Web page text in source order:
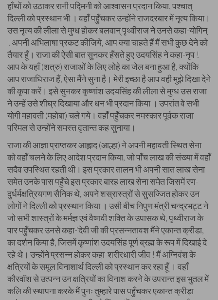
हाँथों को उठाकर रानी पद्मिनी को आश्वासन प्रदान किया, पश्चात्
दिल्ली को प्रस्थान भी । वहाँ पहुँचकर उन्होंने राजदरबार में नृत्य किया।
उस नृत्य की लीला से मुग्ध होकर बलवान् पृथ्वीराज ने उनसे कहा-योगिन्
! अपनी अभिलाषा प्रकट कीजिये, आप क्या चाहते हैं मैं सभी कुछ देने को
तैयार हूँ। राजा की ऐसी बात सुनकर हँसते हुए उदयसिंह ने कहा-नृप !
आप के यहाँ (शत्रु) राजाओं के लिए लोहे का जेल बना हुआ है, क्योंकि
आप राजाधिराज हैं, ऐसा मैंने सुना है। मेरी इच्छा है आप वही मुझे दिखा देने
की कृपा करें। इसे सुनकर कृष्णांश उदयसिंह की लीला से मुग्ध उस राजा
ने उन्हें उसे शीघ्र दिखाया और धन भी प्रदान किया । उपरांत वे सभी
योगी महावती (महोबा) चले गये। वहाँ पहुँचकर नमस्कार पूर्वक राजा
परिमल से उन्होंने समस्त वृतान्त कह सुनाया।
राजा की आज्ञा प्राप्तकर आह्लाद (आल्हा) ने अपनी महावती स्थित सेना
को वहाँ चलने के लिए आदेश प्रदान किया, जो पाँच लाख की संख्या में वहाँ
सदैव उपस्थित रहती थी। इस प्रकार तालन भी अपनी सात लाख सेना
समेत उनके पास पहुँचे इस प्रकार बारह लाख सेना समेत जिसमें रण-
दुर्धर्मक्षत्रियगण सैनिक थे, अपने शस्रास्त्रों से सुसज्जित होकर उन
लोगों ने दिल्ली को प्रस्थान किया । उसी बीच निपुण मंत्री चन्द्रभट्ट ने
जो सभी शास्त्रों के मर्मज्ञ एवं वैष्णवी शक्ति के उपासक थे, पृथ्वीराज के
पार पहुँचकर उनसे कहा-‘देवी जी की प्रसन्नतावश मैंने एकान्त क्रीडा,
का दर्शन किया है, जिसमें कृष्णांश उदयसिंह पूर्ण ब्रह्म के रूप में दिखाई दे
रहे थे। उन्होंने प्रसन्न होकर कहा-शरीरधारी जीव ! मैं अग्निवंश के
क्षत्रियों के समूल विनाशार्थ दिल्ली को प्रस्थान कर रहा हूँ । वहाँ
कौरवॉश से उत्पन्न उन क्षत्रियों का विनाश करने के उपरान्त इस भुतल में
कलि की स्थापना करके मैं पुनः तुम्हारे पास पहुँचकर एकान्त क्रीड़ा